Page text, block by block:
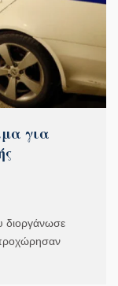
για
διοργάνωσε